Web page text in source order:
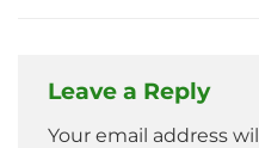
Leave a Reply
Your email address